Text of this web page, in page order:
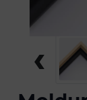
‹